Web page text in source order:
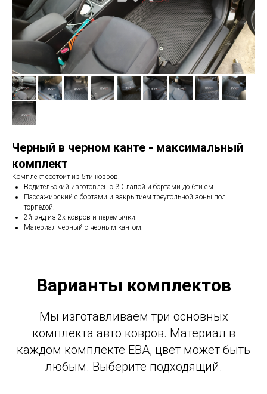
Черный в черном канте - максимальный
комплект
Комплект состоит из 5ти ковров.
Водительский изготовлен с 3D лапой и бортами до 6ти см.
Пассажирский с бортами и закрытием треугольной зоны под
торпедой.
2й ряд из 2х ковров и перемычки.
Материал черный с черным кантом.
Варианты комплектов
Мы изготавливаем три основных
комплекта авто ковров. Материал в
каждом комплекте ЕВА, цвет может быть
любым. Выберите подходящий.